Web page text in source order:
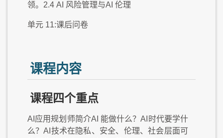
领。2.4 AI 风险管理与AI 伦理
单元 11:课后问卷
课程内容
课程四个重点
AI应用规划师简介AI 能做什么？AI时代要学什
么？AI技术在隐私、安全、伦理、社会层面可